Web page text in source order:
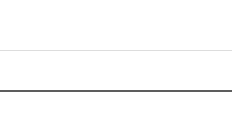
얼굴 중심선이 안맞음